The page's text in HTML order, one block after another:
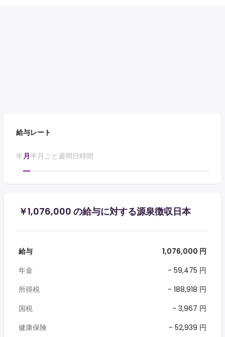
給与レート
年月半月ごと週間日時間
￥1,076,000 の給与に対する源泉徴収日本
給与
1,076,000 円
年金
- 59,475 円
所得税
- 188,918 円
国税
- 3,967 円
健康保険
- 52,939 円